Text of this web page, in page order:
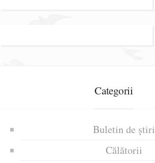
Categorii
Buletin de știri
Călătorii